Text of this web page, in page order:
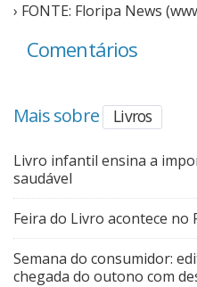
› FONTE: Floripa News
Comentários
Mais sobre Livros
Livro infantil ensina a
saudável
Feira do Livro acontece no
Semana do consumidor:
chegada do outono com